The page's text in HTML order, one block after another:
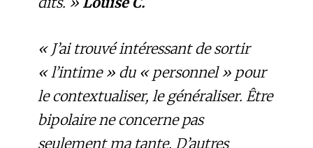
« J’ai trouvé intéressant de sortir
« l’intime » du « personnel » pour
le contextualiser, le généraliser. Être
bipolaire ne concerne pas
seulement ma tante. D’autres